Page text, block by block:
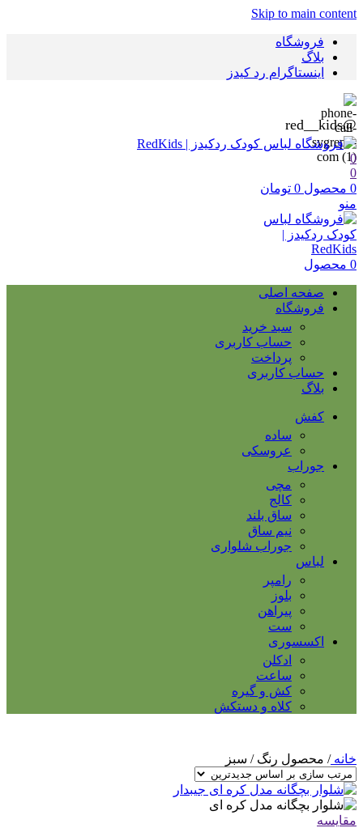
Skip to main content
فروشگاه
بلاگ
اینستاگرام رد کیدز
@red__kids
0
0
0 محصول 0 تومان
منو
0 محصول
صفحه اصلی
فروشگاه
سبد خرید
حساب کاربری
پرداخت
حساب کاربری
بلاگ
کفش
ساده
عروسکی
جوراب
مچی
کالج
ساق بلند
نیم ساق
جوراب شلواری
لباس
رامپر
بلوز
پیراهن
ست
اکسسوری
ادکلن
ساعت
کش و گیره
کلاه و دستکش
خانه/ محصول رنگ/ سبز
مقایسه